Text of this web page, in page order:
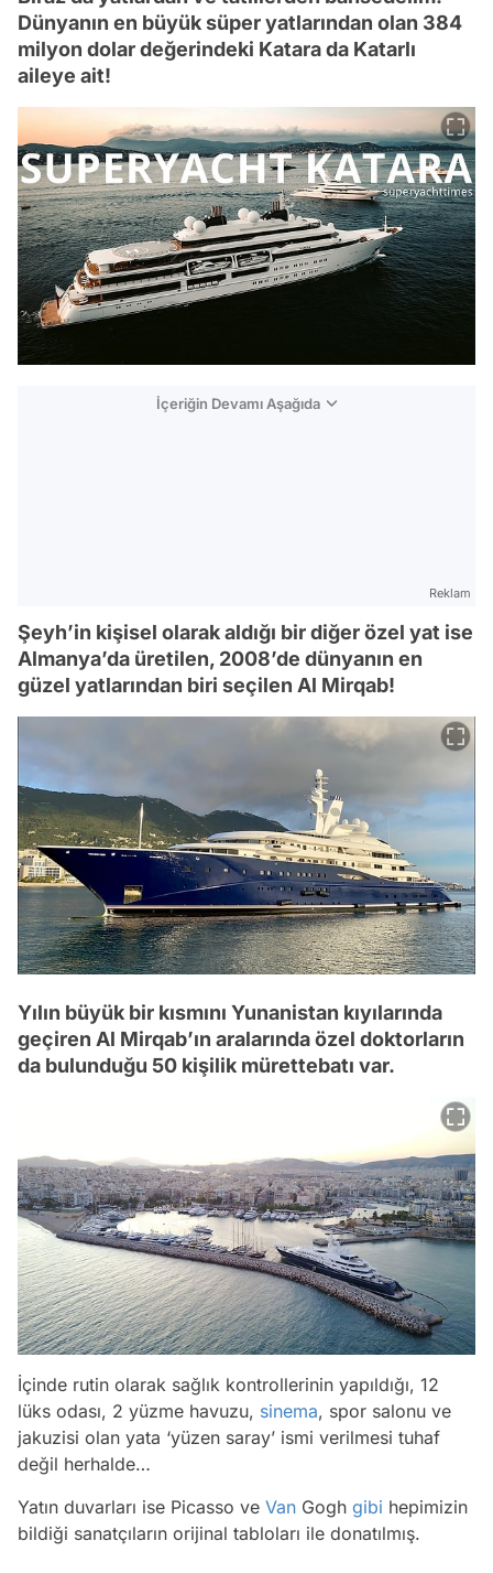
Dünyanın en büyük süper yatlarından olan 384
milyon dolar değerindeki Katara da Katarlı
aileye ait!
İçeriğin Devamı Aşağıda
Reklam
Şeyh’in kişisel olarak aldığı bir diğer özel yat ise
Almanya’da üretilen, 2008’de dünyanın en
güzel yatlarından biri seçilen Al Mirqab!
Yılın büyük bir kısmını Yunanistan kıyılarında
geçiren Al Mirqab’ın aralarında özel doktorların
da bulunduğu 50 kişilik mürettebatı var.
İçinde rutin olarak sağlık kontrollerinin yapıldığı, 12
lüks odası, 2 yüzme havuzu, sinema, spor salonu ve
jakuzisi olan yata ‘yüzen saray’ ismi verilmesi tuhaf
değil herhalde…
Yatın duvarları ise Picasso ve Van Gogh gibi hepimizin
bildiği sanatçıların orijinal tabloları ile donatılmış.